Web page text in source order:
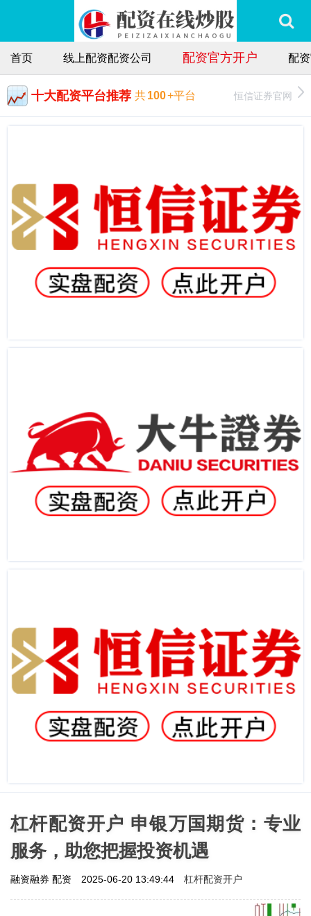
首页 线上配资配资公司 配资官方开户 配
十大配资平台推荐 共100+平台 恒信证券官网
杠杆配资开户 申银万国期货：专业
服务，助您把握投资机遇
融资融券 配资 2025-06-20 13:49:44 杠杆配资开户